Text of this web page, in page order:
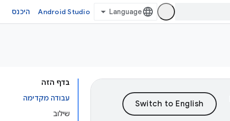
Android Studio היכנס
בדף הזה
עבודה מקדימה
שילוב